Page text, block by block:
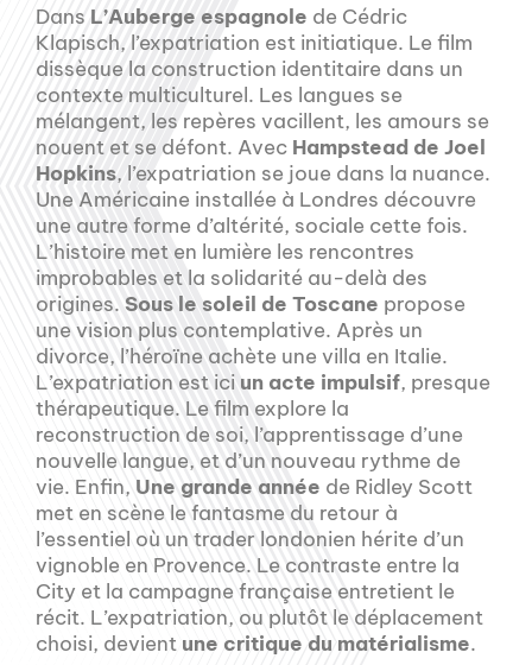
Dans L’Auberge espagnole de Cédric
Klapisch, l’expatriation est initiatique. Le film
dissèque la construction identitaire dans un
contexte multiculturel. Les langues se
mélangent, les repères vacillent, les amours se
nouent et se défont. Avec Hampstead de Joel
Hopkins, l’expatriation se joue dans la nuance.
Une Américaine installée à Londres découvre
une autre forme d’altérité, sociale cette fois.
L’histoire met en lumière les rencontres
improbables et la solidarité au-delà des
origines. Sous le soleil de Toscane propose
une vision plus contemplative. Après un
divorce, l’héroïne achète une villa en Italie.
L’expatriation est ici un acte impulsif, presque
thérapeutique. Le film explore la
reconstruction de soi, l’apprentissage d’une
nouvelle langue, et d’un nouveau rythme de
vie. Enfin, Une grande année de Ridley Scott
met en scène le fantasme du retour à
l’essentiel où un trader londonien hérite d’un
vignoble en Provence. Le contraste entre la
City et la campagne française entretient le
récit. L’expatriation, ou plutôt le déplacement
choisi, devient une critique du matérialisme.